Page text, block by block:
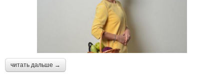
читать дальше →